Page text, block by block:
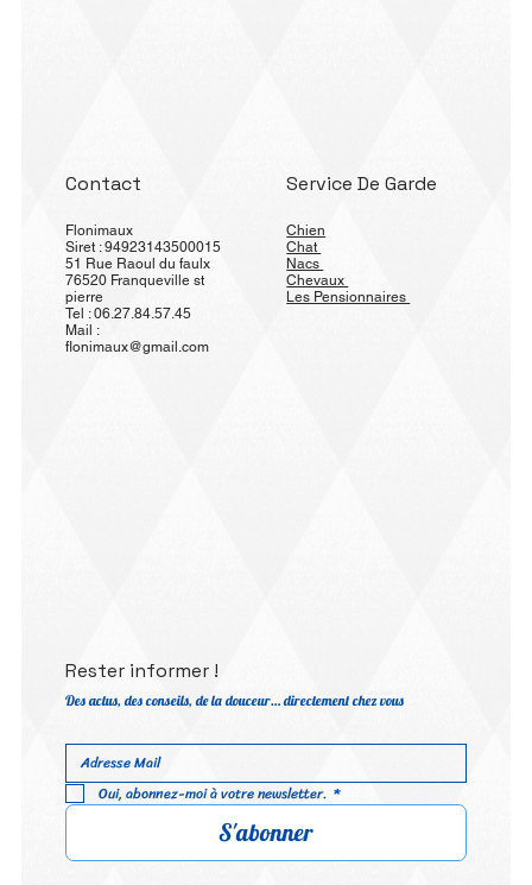
Contact
Flonimaux
Siret : 94923143500015
51 Rue Raoul du faulx
76520 Franqueville st
pierre
Tel : 06.27.84.57.45
Mail :
flonimaux@gmail.com
Service De Garde
Chien
Chat
Nacs
Chevaux
Les Pensionnaires
Rester informer !
Des actus, des conseils, de la douceur… directement chez vous
Oui, abonnez-moi à votre newsletter. *
S'abonner